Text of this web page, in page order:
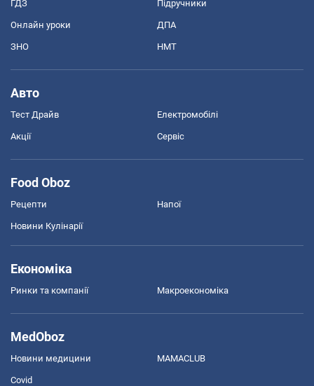
ГДЗ Підручники
Онлайн уроки ДПА
ЗНО НМТ
Авто
Тест Драйв Електромобілі
Акції Сервіс
Food Oboz
Рецепти Напої
Новини Кулінарії
Економіка
Ринки та компанії Макроекономіка
MedOboz
Новини медицини MAMACLUB
Covid